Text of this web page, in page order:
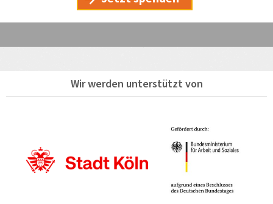
Wir werden unterstützt von